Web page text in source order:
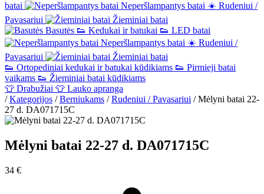
batai
Neperšlampantys batai ☀️ Rudeniui /
Pavasariui
Žieminiai batai
Basutės 👟 Kedukai ir batukai 👟 LED batai
Neperšlampantys batai ☀️ Rudeniui /
Pavasariui
Žieminiai batai
👟 Ortopediniai kedukai ir batukai kūdikiams 👟 Pirmieji batai
vaikams 👟 Žieminiai batai kūdikiams
👕 Drabužiai 👕 Lauko apranga
/ Kategorijos / Berniukams / Rudeniui / Pavasariui / Mėlyni batai 22-
27 d. DA071715C
Mėlyni batai 22-27 d. DA071715C
34 €